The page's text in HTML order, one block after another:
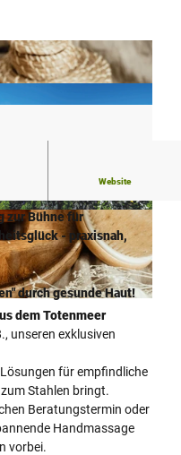
Driburger Touristik GmbH | CC-BY-SA
Website
zur Bühne für
- praxisnah,
durch gesunde Haut!
dem Totenmeer
unseren exklusiven
für empfindliche
Stahlen bringt.
Beratungstermin oder
Handmassage
vorbei.